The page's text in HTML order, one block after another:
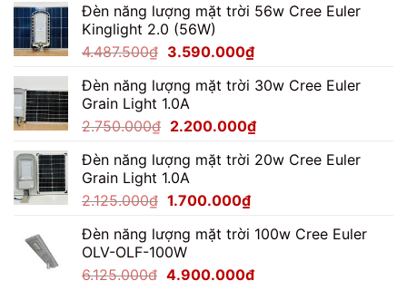
là:
7.062.500₫.
tại
5.650.000₫.
Đèn năng lượng mặt trời 56w Cree Euler
Kinglight 2.0 (56W)
4.487.500₫ Giá
là:
4.487.500₫.
3.590.000₫Giá
tại
3.590.000₫.
Đèn năng lượng mặt trời 30w Cree Euler
Grain Light 1.0A
2.750.000₫ Giá
là:
2.750.000₫.
2.200.000₫Giá
tại
Đèn năng lượng mặt trời 20w Cree Euler
Grain Light 1.0A
2.125.000₫ Giá
là:
2.125.000₫.
1.700.000₫Giá
tại
1.700.000₫.
Đèn năng lượng mặt trời 100w Cree Euler
OLV-OLF-100W
6.125.000₫ Giá
4.900.000₫Giá